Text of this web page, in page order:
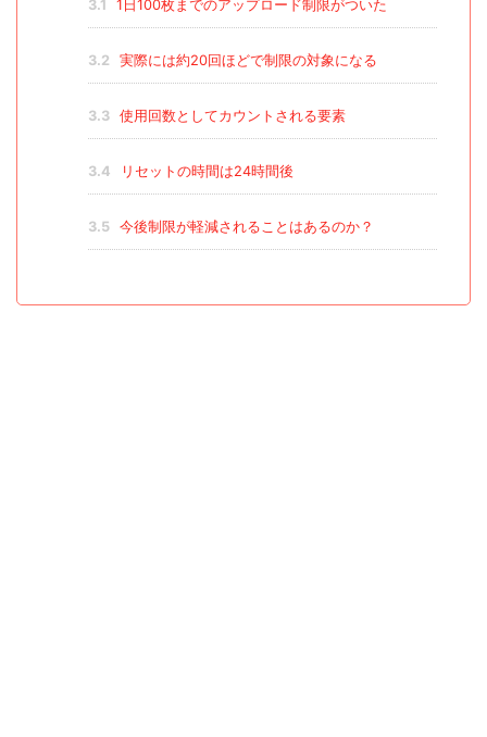
3.1 1日100枚までのアップロード制限がついた
3.2 実際には約20回ほどで制限の対象になる
3.3 使用回数としてカウントされる要素
3.4 リセットの時間は24時間後
3.5 今後制限が軽減されることはあるのか？